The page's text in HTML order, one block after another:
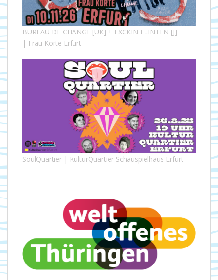
BUREAU DE CHANGE [UK] + FXCKIN FLINTEN [J]
| Frau Korte Erfurt
SoulQuartier | KulturQuartier Schauspielhaus Erfurt